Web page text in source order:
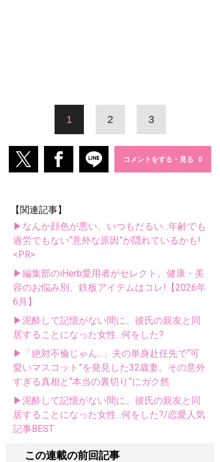
1 2 3
コメントをする・見る
【関連記事】
▶なんか顔色が悪い、いつもだるい...年齢でも
過労でもない“意外な原因”が隠れているかも!
<PR>
▶編集部のiHerb愛用者がセレクト。健康・美
容のお悩み別、鉄板アイテムはコレ!【2026年
6月】
▶泥酔して記憶がない間に、彼氏の親友と同
居することになった女性...何をした?
▶「絶対不倫じゃん...」夫の単身赴任先で“可
愛いマスコット”を発見した32歳妻。その意外
すぎる真相と“本当の裏切り”にガク然
▶泥酔して記憶がない間に、彼氏の親友と同
居することになった女性...何をした?/恋愛人気
記事BEST
この連載の前回記事